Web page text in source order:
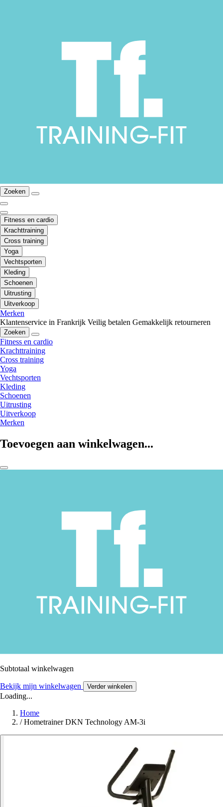
Zoeken
Fitness en cardio
Krachttraining
Cross training
Yoga
Vechtsporten
Kleding
Schoenen
Uitrusting
Uitverkoop
Merken
Klantenservice in Frankrijk Veilig betalen Gemakkelijk retourneren
Zoeken
Fitness en cardio
Krachttraining
Cross training
Yoga
Vechtsporten
Kleding
Schoenen
Uitrusting
Uitverkoop
Merken
Toevoegen aan winkelwagen...
Subtotaal winkelwagen
Bekijk mijn winkelwagen Verder winkelen
Loading...
Home
/ Hometrainer DKN Technology AM-3i